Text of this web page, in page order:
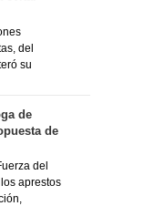
del
su
de
de
del
aprestos